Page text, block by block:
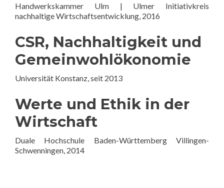
Handwerkskammer Ulm | Ulmer Initiativkreis
nachhaltige Wirtschaftsentwicklung, 2016
CSR, Nachhaltigkeit und
Gemeinwohlökonomie
Universität Konstanz, seit 2013
Werte und Ethik in der
Wirtschaft
Duale Hochschule Baden-Württemberg Villingen-
Schwenningen, 2014